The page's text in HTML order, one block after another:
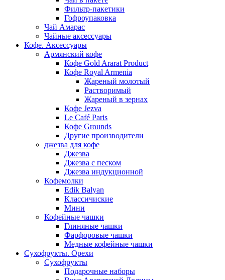
Фильтр-пакетики
Гофроупаковка
Чай Амарас
Чайные аксессуары
Кофе. Аксессуары
Армянский кофе
Кофе Gold Ararat Product
Кофе Royal Armenia
Жареный молотый
Растворимый
Жареный в зернах
Кофе Jezva
Le Café Paris
Кофе Grounds
Другие производители
джезва для кофе
Джезва
Джезва с песком
Джезва индукционной
Кофемолки
Edik Balyan
Классичиские
Мини
Кофейные чашки
Глиняные чашки
Фарфоровые чашки
Медные кофейные чашки
Сухофрукты. Орехи
Сухофрукты
Подарочные наборы